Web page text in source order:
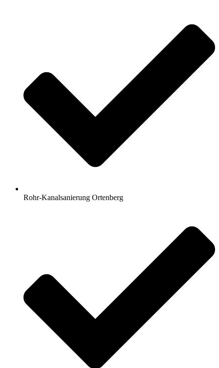
Rohr-Kanalsanierung Ortenberg